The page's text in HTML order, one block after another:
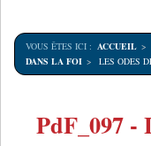
VOUS ÊTES ICI : ACCUEIL
DANS LA FOI
LES ODES
PdF_097 -